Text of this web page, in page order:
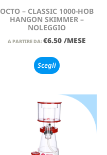
OCTO – CLASSIC 1000-HOB
HANGON SKIMMER –
NOLEGGIO
A PARTIRE DA: €6.50 /MESE
Scegli